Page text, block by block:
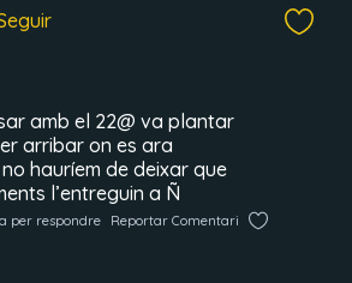
amb el 22@ va plantar
arribar on es ara
hauríem de deixar que
l’entreguin a Ñ
per respondre Reportar Comentari